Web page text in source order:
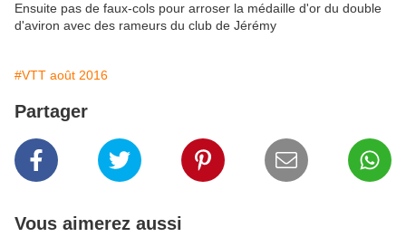
Ensuite pas de faux-cols pour arroser la médaille d'or du double
d'aviron avec des rameurs du club de Jérémy
#VTT août 2016
Partager
Vous aimerez aussi